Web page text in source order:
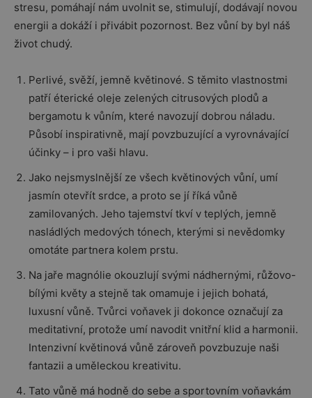
stresu, pomáhají nám uvolnit se, stimulují, dodávají novou
energii a dokáží i přivábit pozornost. Bez vůní by byl náš
život chudý.
Perlivé, svěží, jemně květinové. S těmito vlastnostmi
patří éterické oleje zelených citrusových plodů a
bergamotu k vůním, které navozují dobrou náladu.
Působí inspirativně, mají povzbuzující a vyrovnávající
účinky – i pro vaši hlavu.
Jako nejsmyslnější ze všech květinových vůní, umí
jasmín otevřít srdce, a proto se jí říká vůně
zamilovaných. Jeho tajemství tkví v teplých, jemně
nasládlých medových tónech, kterými si nevědomky
omotáte partnera kolem prstu.
Na jaře magnólie okouzlují svými nádhernými, růžovo-
bílými květy a stejně tak omamuje i jejich bohatá,
luxusní vůně. Tvůrci voňavek ji dokonce označují za
meditativní, protože umí navodit vnitřní klid a harmonii.
Intenzivní květinová vůně zároveň povzbuzuje naši
fantazii a uměleckou kreativitu.
Tato vůně má hodně do sebe a sportovním voňavkám